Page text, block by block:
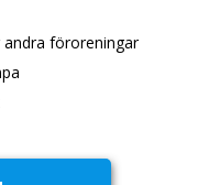
andra föroreningar